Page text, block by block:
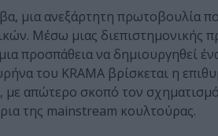
μια ανεξάρτητη πρωτοβουλία
Μέσω μιας διεπιστημονικής
προσπάθεια να δημιουργηθεί
του KRAMA βρίσκεται η
με απώτερο σκοπό τον
της mainstream κουλτούρας.